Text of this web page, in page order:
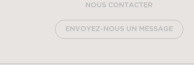
NOUS CONTACTER
ENVOYEZ-NOUS UN MESSAGE